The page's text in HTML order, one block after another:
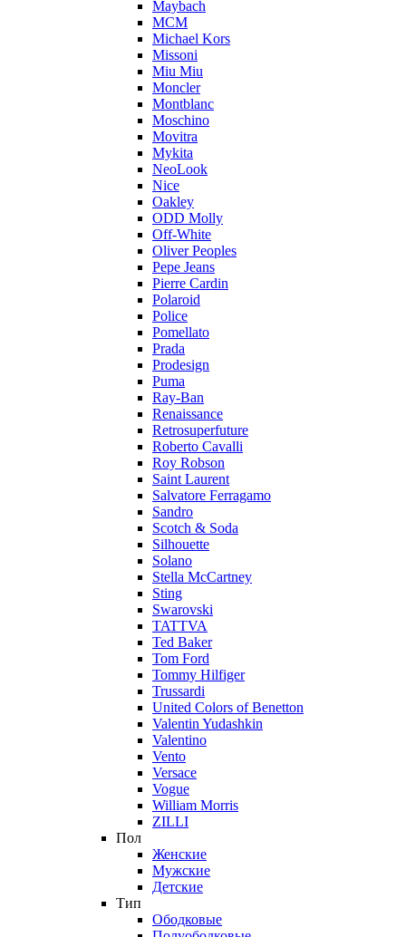
Maybach
MCM
Michael Kors
Missoni
Miu Miu
Moncler
Montblanc
Moschino
Movitra
Mykita
NeoLook
Nice
Oakley
ODD Molly
Off-White
Oliver Peoples
Pepe Jeans
Pierre Cardin
Polaroid
Police
Pomellato
Prada
Prodesign
Puma
Ray-Ban
Renaissance
Retrosuperfuture
Roberto Cavalli
Roy Robson
Saint Laurent
Salvatore Ferragamo
Sandro
Scotch & Soda
Silhouette
Solano
Stella McCartney
Sting
Swarovski
TATTVA
Ted Baker
Tom Ford
Tommy Hilfiger
Trussardi
United Colors of Benetton
Valentin Yudashkin
Valentino
Vento
Versace
Vogue
William Morris
ZILLI
Пол
Женские
Мужские
Детские
Тип
Ободковые